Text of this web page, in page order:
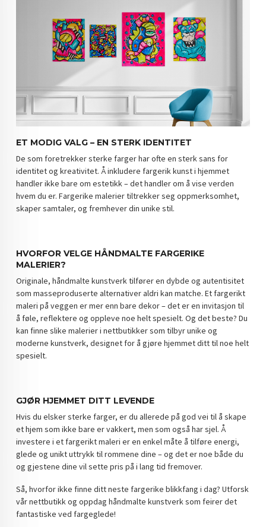
ET MODIG VALG – EN STERK IDENTITET
De som foretrekker sterke farger har ofte en sterk sans for
identitet og kreativitet. Å inkludere fargerik kunst i hjemmet
handler ikke bare om estetikk – det handler om å vise verden
hvem du er. Fargerike malerier tiltrekker seg oppmerksomhet,
skaper samtaler, og fremhever din unike stil.
HVORFOR VELGE HÅNDMALTE FARGERIKE
MALERIER?
Originale, håndmalte kunstverk tilfører en dybde og autentisitet
som masseproduserte alternativer aldri kan matche. Et fargerikt
maleri på veggen er mer enn bare dekor – det er en invitasjon til
å føle, reflektere og oppleve noe helt spesielt. Og det beste? Du
kan finne slike malerier i nettbutikker som tilbyr unike og
moderne kunstverk, designet for å gjøre hjemmet ditt til noe helt
spesielt.
GJØR HJEMMET DITT LEVENDE
Hvis du elsker sterke farger, er du allerede på god vei til å skape
et hjem som ikke bare er vakkert, men som også har sjel. Å
investere i et fargerikt maleri er en enkel måte å tilføre energi,
glede og unikt uttrykk til rommene dine – og det er noe både du
og gjestene dine vil sette pris på i lang tid fremover.
Så, hvorfor ikke finne ditt neste fargerike blikkfang i dag? Utforsk
vår nettbutikk og oppdag håndmalte kunstverk som feirer det
fantastiske ved fargeglede!